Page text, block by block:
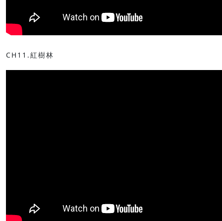
CH11.紅樹林